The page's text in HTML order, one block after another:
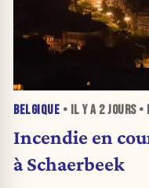
BELGIQUE • IL Y A 2 JOURS•
Incendie en
à Schaerbeek